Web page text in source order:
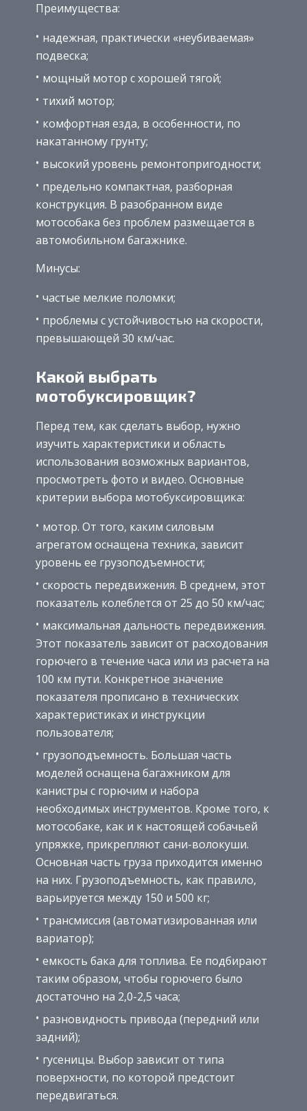
Преимущества:
надежная, практически «неубиваемая»
подвеска;
мощный мотор с хорошей тягой;
тихий мотор;
комфортная езда, в особенности, по
накатанному грунту;
высокий уровень ремонтопригодности;
предельно компактная, разборная
конструкция. В разобранном виде
мотособака без проблем размещается в
автомобильном багажнике.
Минусы:
частые мелкие поломки;
проблемы с устойчивостью на скорости,
превышающей 30 км/час.
Какой выбрать
мотобуксировщик?
Перед тем, как сделать выбор, нужно
изучить характеристики и область
использования возможных вариантов,
просмотреть фото и видео. Основные
критерии выбора мотобуксировщика:
мотор. От того, каким силовым
агрегатом оснащена техника, зависит
уровень ее грузоподъемности;
скорость передвижения. В среднем, этот
показатель колеблется от 25 до 50 км/час;
максимальная дальность передвижения.
Этот показатель зависит от расходования
горючего в течение часа или из расчета на
100 км пути. Конкретное значение
показателя прописано в технических
характеристиках и инструкции
пользователя;
грузоподъемность. Большая часть
моделей оснащена багажником для
канистры с горючим и набора
необходимых инструментов. Кроме того, к
мотособаке, как и к настоящей собачьей
упряжке, прикрепляют сани-волокуши.
Основная часть груза приходится именно
на них. Грузоподъемность, как правило,
варьируется между 150 и 500 кг;
трансмиссия (автоматизированная или
вариатор);
емкость бака для топлива. Ее подбирают
таким образом, чтобы горючего было
достаточно на 2,0-2,5 часа;
разновидность привода (передний или
задний);
гусеницы. Выбор зависит от типа
поверхности, по которой предстоит
передвигаться.